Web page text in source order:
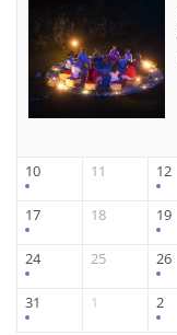
10 11 12
17 18 19
24 25 26
31 1 2